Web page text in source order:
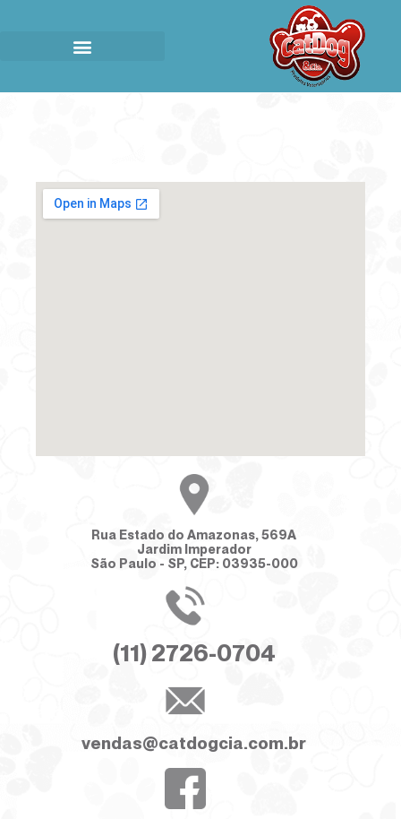
Rua Estado do Amazonas, 569A
Jardim Imperador
São Paulo - SP, CEP: 03935-000
(11) 2726-0704
vendas@catdogcia.com.br